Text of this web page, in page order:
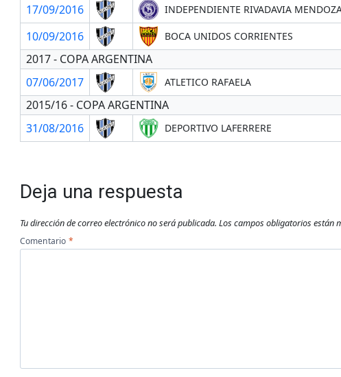
17/09/2016
INDEPENDIENTE RIVADAVIA
10/09/2016
BOCA UNIDOS CORRIENTES
2017 - COPA ARGENTINA
07/06/2017
ATLETICO RAFAELA
2015/16 - COPA ARGENTINA
31/08/2016
DEPORTIVO LAFERRERE
Deja una respuesta
Tu dirección de correo electrónico no será publicada. Los campos obligatorios están
Comentario *